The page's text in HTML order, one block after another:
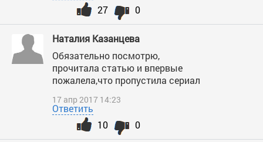
0
27
Наталия Казанцева
Обязательно посмотрю,
прочитала статью и впервые
пожалела,что пропустила сериал
17 апр 2017 14:23
Ответить
0
10